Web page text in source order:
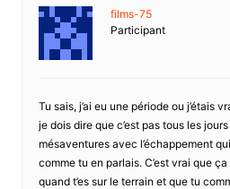
films-75
Participant
Tu sais, j’ai eu une période ou j’étais
je dois dire que c’est pas tous les
mésaventures avec l’échappement
comme tu en parlais. C’est vrai que
quand t’es sur le terrain et que tu